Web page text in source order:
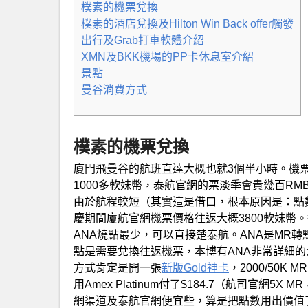
樸素的機票兌換
樸素的酒店兌換及Hilton Win Back offer觸發
出行及Grab打車軟體介紹
XMN及BKK機場的PP卡休息室介紹
景點
曼谷消費方式
樸素的機票兌換
廈門飛曼谷的航班直達大概也就3個半小時。機
1000多軟妹幣，泰航官網的票淡季會貴幾百
由於航程較短（其實這是借口，根本原因是：
慶期間廈航官網機票價格往返大概3800軟妹幣
ANA燒點最少，可以直接楚泰航。ANA是MR
點是需要兌換往返機票，本博有ANA非常詳細
方式肯定是開一張新版Gold神卡 ，2000/50K
用Amex Platinum付了$184.7（航司官網5X
網渠道及泰航官網便宜些，算是把點數用出價